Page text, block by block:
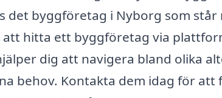
det byggföretag i Nyborg som står
att hitta ett byggföretag via
dig att navigera bland olika
behov. Kontakta dem idag för